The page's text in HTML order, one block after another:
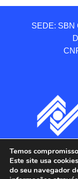
SEDE: SBN
Temos
Este site usa
do seu navegador